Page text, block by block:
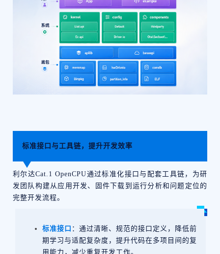
标准接口与工具链，提升开发效率
利尔达Cat.1 OpenCPU通过标准化接口与配套工具链，为研
发团队构建从应用开发、固件下载到运行分析和问题定位的
完整开发流程。
标准接口 ：通过清晰、规范的接口定义，降低前
期学习与适配复杂度，提升代码在多项目间的复
用能力，减少重复开发工作。